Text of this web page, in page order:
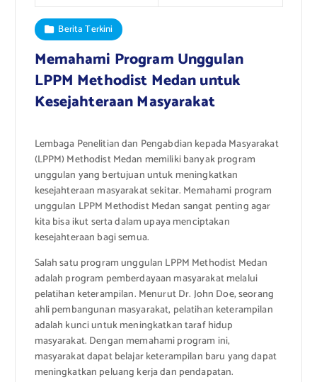
Berita Terkini
Memahami Program Unggulan
LPPM Methodist Medan untuk
Kesejahteraan Masyarakat
Lembaga Penelitian dan Pengabdian kepada Masyarakat
(LPPM) Methodist Medan memiliki banyak program
unggulan yang bertujuan untuk meningkatkan
kesejahteraan masyarakat sekitar. Memahami program
unggulan LPPM Methodist Medan sangat penting agar
kita bisa ikut serta dalam upaya menciptakan
kesejahteraan bagi semua.
Salah satu program unggulan LPPM Methodist Medan
adalah program pemberdayaan masyarakat melalui
pelatihan keterampilan. Menurut Dr. John Doe, seorang
ahli pembangunan masyarakat, pelatihan keterampilan
adalah kunci untuk meningkatkan taraf hidup
masyarakat. Dengan memahami program ini,
masyarakat dapat belajar keterampilan baru yang dapat
meningkatkan peluang kerja dan pendapatan.